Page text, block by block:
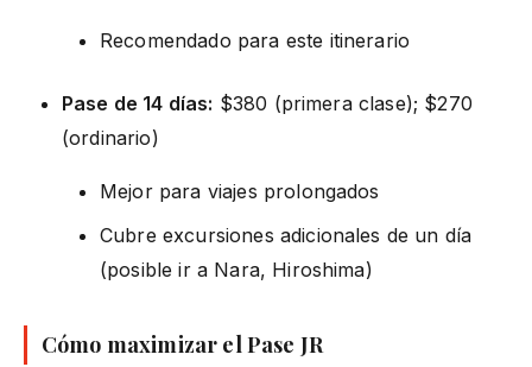
Recomendado para este itinerario
Pase de 14 días: $380 (primera clase); $270
(ordinario)
Mejor para viajes prolongados
Cubre excursiones adicionales de un día
(posible ir a Nara, Hiroshima)
Cómo maximizar el Pase JR